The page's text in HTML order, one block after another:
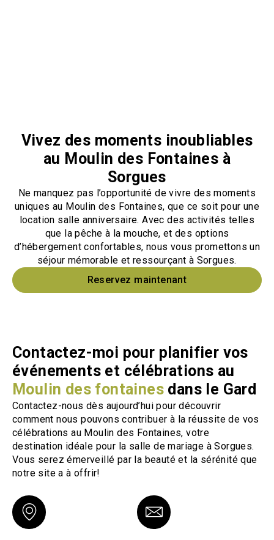
Vivez des moments inoubliables
au Moulin des Fontaines à
Sorgues
Ne manquez pas l’opportunité de vivre des moments
uniques au Moulin des Fontaines, que ce soit pour une
location salle anniversaire. Avec des activités telles
que la pêche à la mouche, et des options
d’hébergement confortables, nous vous promettons un
séjour mémorable et ressourçant à Sorgues.
Reservez maintenant
Contactez-moi pour planifier vos
événements et célébrations au
Moulin des fontaines dans le Gard
Contactez-nous dès aujourd’hui pour découvrir
comment nous pouvons contribuer à la réussite de vos
célébrations au Moulin des Fontaines, votre
destination idéale pour la salle de mariage à Sorgues.
Vous serez émerveillé par la beauté et la sérénité que
notre site a à offrir!